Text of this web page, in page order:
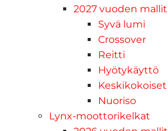
2027 vuoden mallit
Syvä lumi
Crossover
Reitti
Hyötykäyttö
Keskikokoiset
Nuoriso
Lynx-moottorikelkat